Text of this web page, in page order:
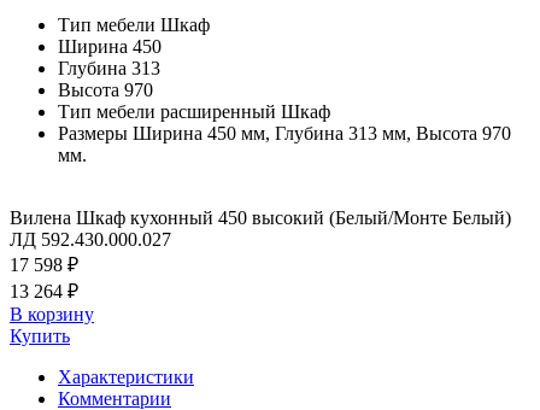
Тип мебели Шкаф
Ширина 450
Глубина 313
Высота 970
Тип мебели расширенный Шкаф
Размеры Ширина 450 мм, Глубина 313 мм, Высота 970
мм.
Вилена Шкаф кухонный 450 высокий (Белый/Монте Белый)
ЛД 592.430.000.027
17 598 ₽
13 264 ₽
В корзину
Купить
Характеристики
Комментарии